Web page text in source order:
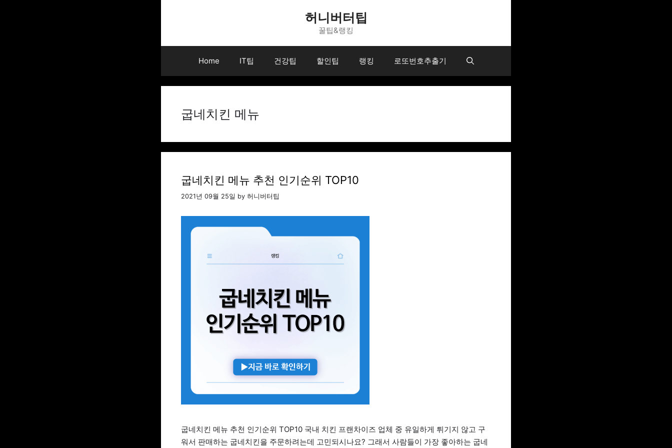
허니버터팁
꿀팁&랭킹
Home IT팁 건강팁 할인팁 랭킹 로또번호추출기
굽네치킨 메뉴
굽네치킨 메뉴 추천 인기순위 TOP10
2021년 09월 25일 by 허니버터팁
굽네치킨 메뉴 추천 인기순위 TOP10 국내 치킨 프랜차이즈 업체 중 유일하게 튀기지 않고 구
워서 판매하는 굽네치킨을 주문하려는데 고민되시나요? 그래서 사람들이 가장 좋아하는 굽네